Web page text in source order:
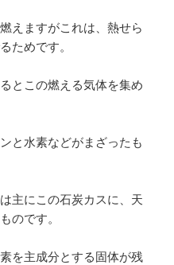
えますがこれは、熱せら
ためです。
とこの燃える気体を集め
と水素などがまざったも
主にこの石炭カスに、天
のです。
を主成分とする固体が残